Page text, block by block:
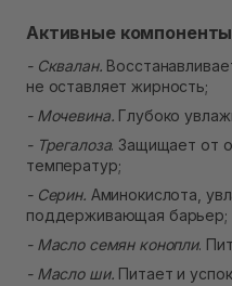
Активные компоненты
- Сквалан.
не оставляет жирность;
- Мочевина. Глубоко
- Трегалоза. Защищает от
температур;
- Серин. Аминокислота,
поддерживающая барьер;
- Масло семян конопли.
- Масло ши. Питает и